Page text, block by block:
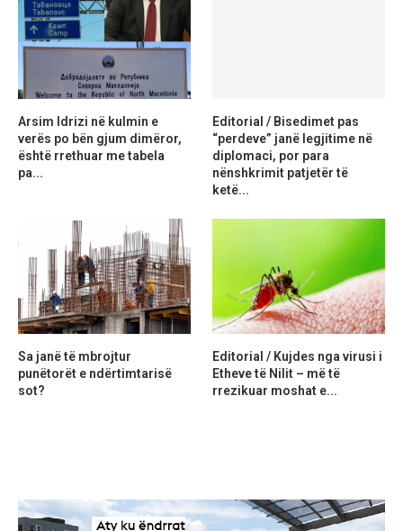
Arsim Idrizi në kulmin e
verës po bën gjum dimëror,
është rrethuar me tabela
pa...
Editorial / Bisedimet pas
“perdeve” janë legjitime në
diplomaci, por para
nënshkrimit patjetër të
ketë...
Sa janë të mbrojtur
punëtorët e ndërtimtarisë
sot?
Editorial / Kujdes nga virusi i
Etheve të Nilit – më të
rrezikuar moshat e...